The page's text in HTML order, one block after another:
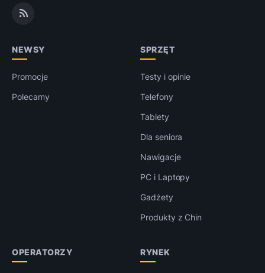
NEWSY
Promocje
Polecamy
SPRZĘT
Testy i opinie
Telefony
Tablety
Dla seniora
Nawigacje
PC i Laptopy
Gadżety
Produkty z Chin
OPERATORZY RYNEK